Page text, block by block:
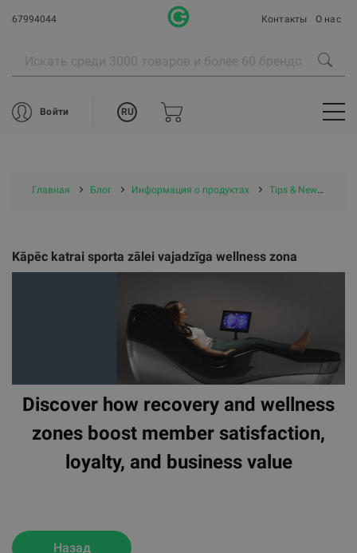
67994044 Контакты О нас
Войти RU
Главная Блог Информация о продуктах Tips & News
Kāpēc katrai sporta zālei vajadzīga wellness zona
Discover how recovery and wellness
zones boost member satisfaction,
loyalty, and business value
Назад